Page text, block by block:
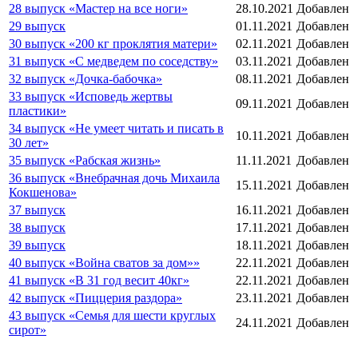
28 выпуск «Мастер на все ноги»
28.10.2021 Добавлен
29 выпуск
01.11.2021 Добавлен
30 выпуск «200 кг проклятия матери»
02.11.2021 Добавлен
31 выпуск «С медведем по соседству»
03.11.2021 Добавлен
32 выпуск «Дочка-бабочка»
08.11.2021 Добавлен
33 выпуск «Исповедь жертвы
пластики»
09.11.2021 Добавлен
34 выпуск «Не умеет читать и писать в
30 лет»
10.11.2021 Добавлен
35 выпуск «Рабская жизнь»
11.11.2021 Добавлен
36 выпуск «Внебрачная дочь Михаила
Кокшенова»
15.11.2021 Добавлен
37 выпуск
16.11.2021 Добавлен
38 выпуск
17.11.2021 Добавлен
39 выпуск
18.11.2021 Добавлен
40 выпуск «Война сватов за дом»»
22.11.2021 Добавлен
41 выпуск «В 31 год весит 40кг»
22.11.2021 Добавлен
42 выпуск «Пиццерия раздора»
23.11.2021 Добавлен
43 выпуск «Семья для шести круглых
сирот»
24.11.2021 Добавлен